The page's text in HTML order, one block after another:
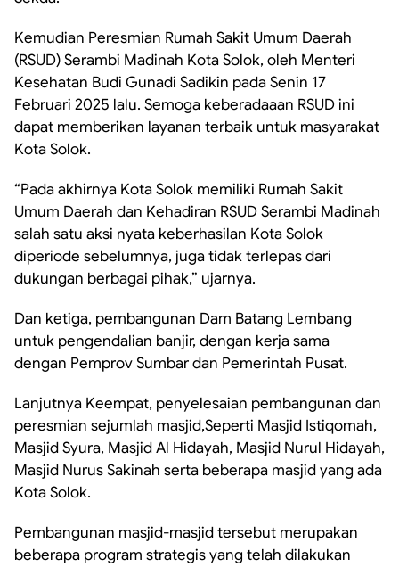
Kemudian Peresmian Rumah Sakit Umum Daerah
(RSUD) Serambi Madinah Kota Solok, oleh Menteri
Kesehatan Budi Gunadi Sadikin pada Senin 17
Februari 2025 lalu. Semoga keberadaaan RSUD ini
dapat memberikan layanan terbaik untuk masyarakat
Kota Solok.
“Pada akhirnya Kota Solok memiliki Rumah Sakit
Umum Daerah dan Kehadiran RSUD Serambi Madinah
salah satu aksi nyata keberhasilan Kota Solok
diperiode sebelumnya, juga tidak terlepas dari
dukungan berbagai pihak,” ujarnya.
Dan ketiga, pembangunan Dam Batang Lembang
untuk pengendalian banjir, dengan kerja sama
dengan Pemprov Sumbar dan Pemerintah Pusat.
Lanjutnya Keempat, penyelesaian pembangunan dan
peresmian sejumlah masjid,Seperti Masjid Istiqomah,
Masjid Syura, Masjid Al Hidayah, Masjid Nurul Hidayah,
Masjid Nurus Sakinah serta beberapa masjid yang ada
Kota Solok.
Pembangunan masjid-masjid tersebut merupakan
beberapa program strategis yang telah dilakukan